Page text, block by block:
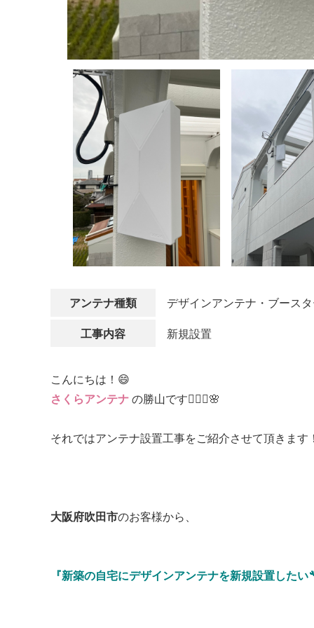
アンテナ種類
デザインアンテナ・ブース
工事内容
新規設置
こんにちは！😄
さくらアンテナの勝山です👷🏻‍♂️🌸
それではアンテナ設置工事をご紹介させて頂きます
大阪府吹田市のお客様から、
『新築の自宅にデザインアンテナを新規設置したい